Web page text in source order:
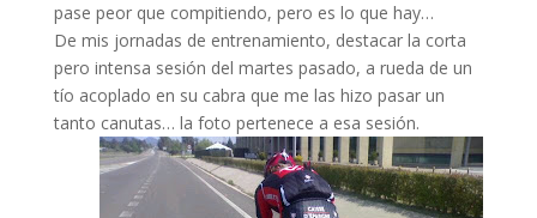
pase peor que compitiendo, pero es lo que hay…
De mis jornadas de entrenamiento, destacar la corta
pero intensa sesión del martes pasado, a rueda de un
tío acoplado en su cabra que me las hizo pasar un
tanto canutas… la foto pertenece a esa sesión.